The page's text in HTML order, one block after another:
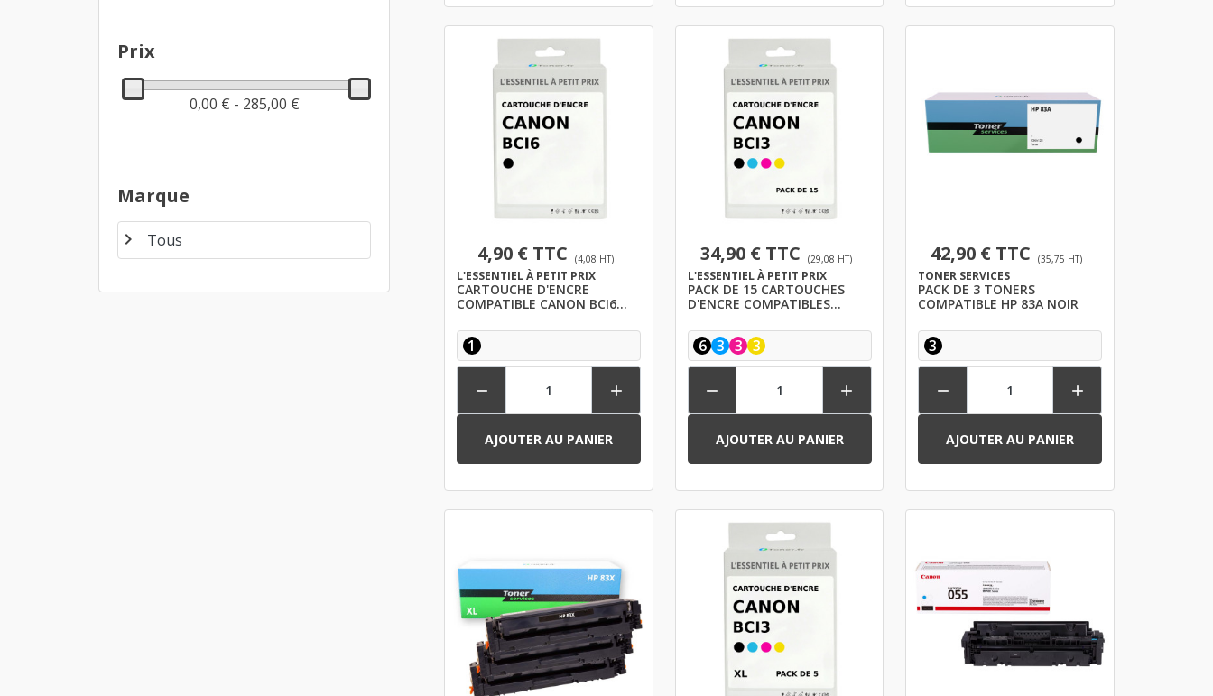
Prix
0,00 € - 285,00 €
Marque
chevron_right
4,90 € TTC (4,08 HT)
L'ESSENTIEL À PETIT PRIX
CARTOUCHE D'ENCRE
COMPATIBLE CANON BCI6
1
 
AJOUTER AU PANIER
34,90 € TTC (29,08 HT)
L'ESSENTIEL À PETIT PRIX
PACK DE 15 CARTOUCHES
D'ENCRE COMPATIBLES
COULEURS
6 3 3 3
 
AJOUTER AU PANIER
42,90 € TTC (35,75 HT)
TONER SERVICES
PACK DE 3 TONERS
COMPATIBLE HP 83A NOIR
3
 
AJOUTER AU PANIER